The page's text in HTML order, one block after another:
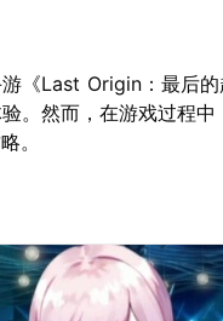
《Last Origin：最后
。然而，在游戏过程
。